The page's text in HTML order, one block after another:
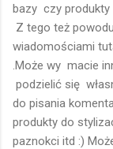
bazy czy produkty
Z tego też
wiadomościami
.Może wy macie
podzielić się
do pisania
produkty do
paznokci itd :)